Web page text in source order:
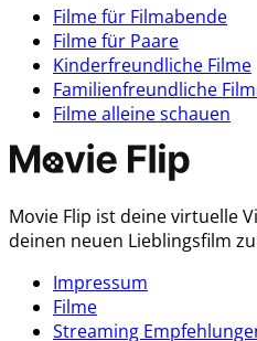
Filme für Filmabende
Filme für Paare
Kinderfreundliche Filme
Familienfreundliche
Filme alleine schauen
Movie Flip ist deine virtuelle
deinen neuen Lieblingsfilm
Impressum
Filme
Streaming